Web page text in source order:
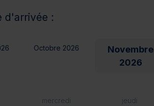
mercredi jeudi
d'arrivée :
Octobre 2026
Novembre
2026